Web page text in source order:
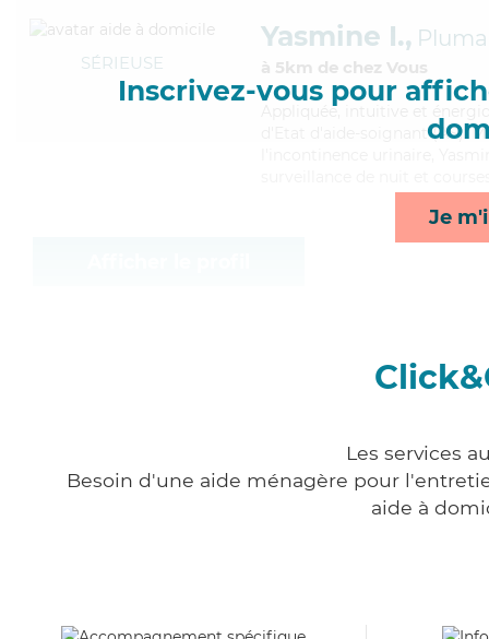
Inscrivez-vous pour
Je
SÉRIEUSE
Yasmine I.,
à 5km de chez Vous
Appliquée , intuitive et
d'Etat d'aide-soignant (AS).
Les services
Besoin d'une aide ménagère pour
aide à